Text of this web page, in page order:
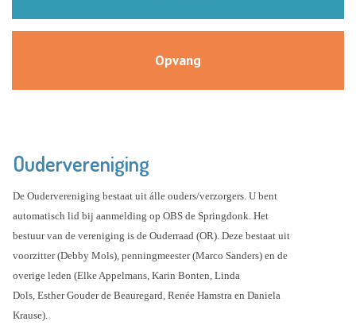
Opvang
Oudervereniging
De Oudervereniging bestaat uit álle ouders/verzorgers. U bent
automatisch lid bij aanmelding op OBS de Springdonk. Het
bestuur van de vereniging is de Ouderraad (OR). Deze bestaat uit
voorzitter (Debby Mols), penningmeester (Marco Sanders) en de
overige leden (Elke Appelmans, Karin Bonten, Linda
Dols, Esther Gouder de Beauregard, Renée Hamstra en Daniela
Krause).